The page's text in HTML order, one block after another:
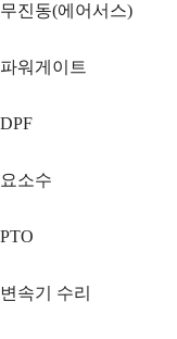
무진동(에어서스)
파워게이트
DPF
요소수
PTO
변속기 수리